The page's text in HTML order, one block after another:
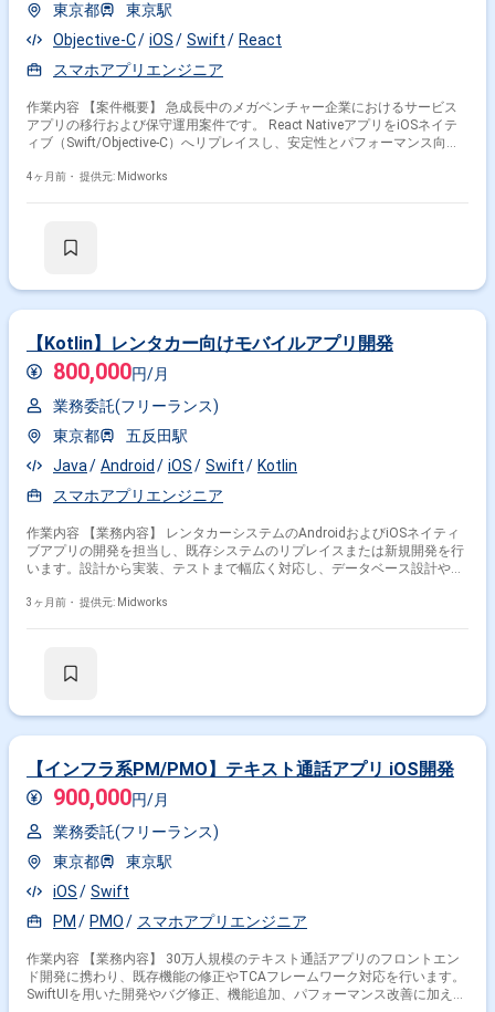
東京都
東京駅
Objective-C
iOS Swift
React
スマホアプリエンジニア
作業内容 【案件概要】 急成長中のメガベンチャー企業におけるサービス
アプリの移行および保守運用案件です。 React NativeアプリをiOSネイテ
ィブ（Swift/Objective-C）へリプレイスし、安定性とパフォーマンス向上
いた新規機能開発も担当します。 React Nativeとネイティブコードのブリ
ブ間のブリッジ実装 ・ライブラリアップデートおよび技術調査 ・ドキュ
4ヶ月前・ 提供元: Midworks
【Kotlin】レンタカー向けモバイルアプリ開発
800,000円/月
業務委託(フリーランス)
東京都
五反田駅
Java
Android iOS Swift
Kotlin
スマホアプリエンジニア
作業内容 【業務内容】 レンタカーシステムのAndroidおよびiOSネイティ
ブアプリの開発を担当し、既存システムのリプレイスまたは新規開発を行
います。設計から実装、テストまで幅広く対応し、データベース設計やフ
容】 ・Java、Kotlin、Swiftを用いたAndroid/iOSアプリ開発（設計、実
を用いたソースコード管理
3ヶ月前・ 提供元: Midworks
【インフラ系PM/PMO】テキスト通話アプリ iOS開発
900,000円/月
業務委託(フリーランス)
東京都
東京駅
iOS
Swift
PM
PMO スマホアプリエンジニア
作業内容 【業務内容】 30万人規模のテキスト通話アプリのフロントエン
ド開発に携わり、既存機能の修正やTCAフレームワーク対応を行います。
SwiftUIを用いた開発やバグ修正、機能追加、パフォーマンス改善に加え、